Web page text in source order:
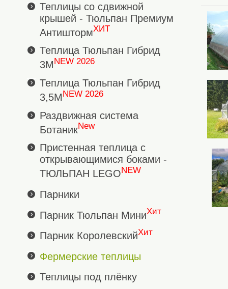
Теплицы со сдвижной
крышей - Тюльпан Премиум
АнтиштормХИТ
Теплица Тюльпан Гибрид
3М NEW 2026
Теплица Тюльпан Гибрид
3,5МNEW 2026
Раздвижная система
БотаникNew
Пристенная теплица с
открывающимися боками -
ТЮЛЬПАН LEGONEW
Парники
Парник Тюльпан МиниХит
Парник КоролевскийХит
Фермерские теплицы
Теплицы под плёнку